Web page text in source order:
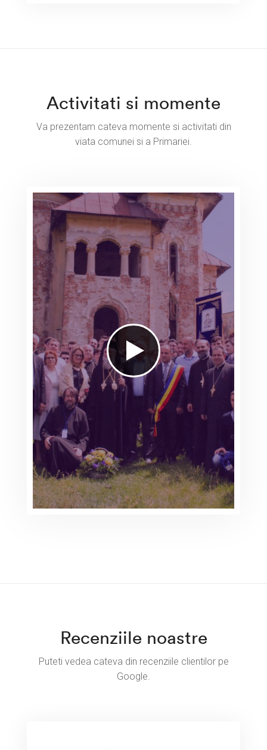
Activitati si momente
Va prezentam cateva momente si activitati din
viata comunei si a Primariei.
Recenziile noastre
Puteti vedea cateva din recenziile clientilor pe
Google.